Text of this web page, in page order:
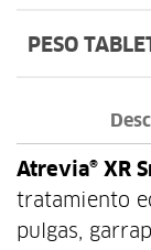
PESO
Atrevia® XR
tratamiento
pulgas,